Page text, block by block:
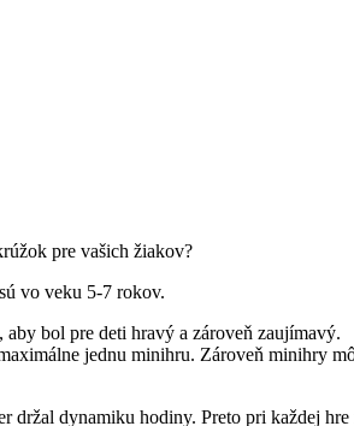
pre vašich žiakov?
vo veku 5-7 rokov.
bol pre deti hravý a zároveň zaujímavý.
jednu minihru. Zároveň minihry
dynamiku hodiny. Preto pri každej